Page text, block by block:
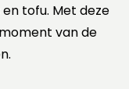
tofu. Met deze
van de